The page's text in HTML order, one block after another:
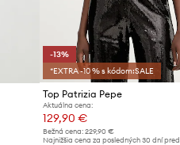
-13%
*EXTRA -10 % s kódom:SALE
Top Patrizia Pepe
Aktuálna cena:
129,90 €
Bežná cena: 229,90 €
Najnižšia cena za posledných 30 dní pred